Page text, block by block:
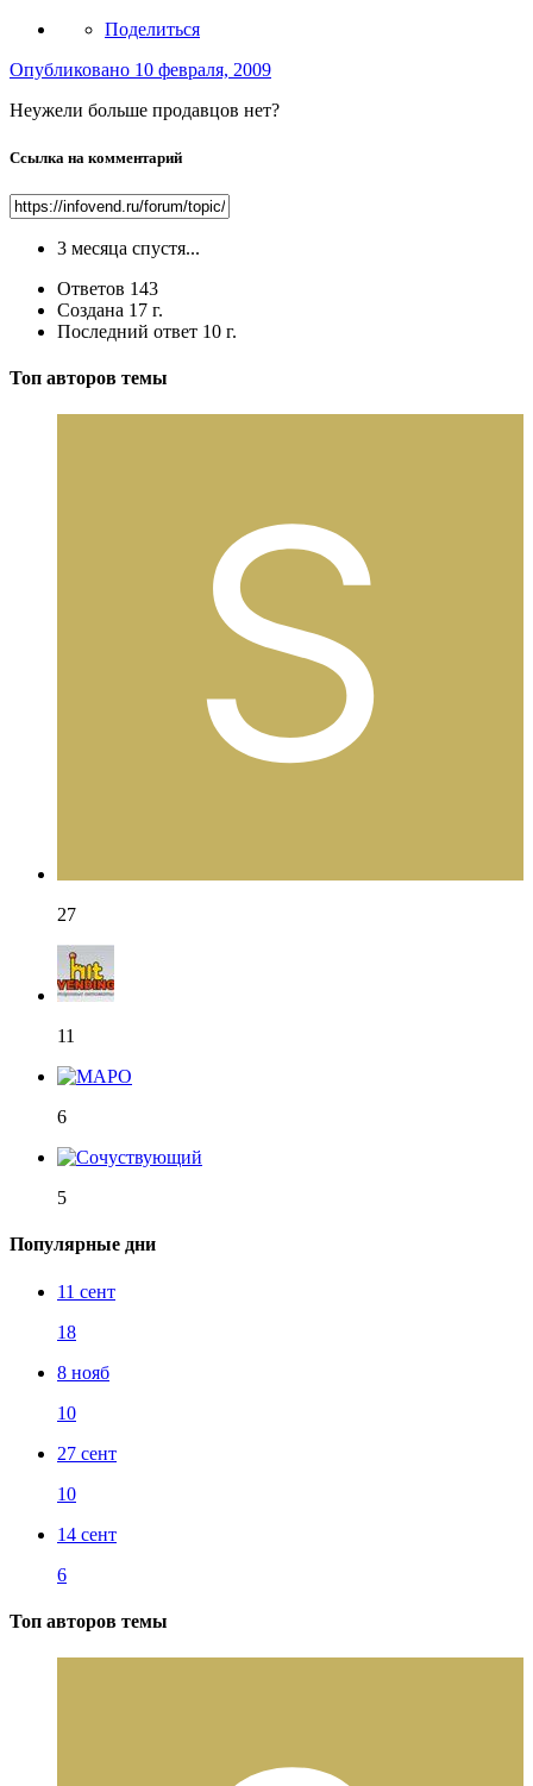
Поделиться
Опубликовано 10 февраля, 2009
Неужели больше продавцов нет?
Ссылка на комментарий
3 месяца спустя...
Ответов 143
Создана 17 г.
Последний ответ 10 г.
Топ авторов темы
27
11
6
5
Популярные дни
11 сент
18
8 нояб
10
27 сент
10
14 сент
6
Топ авторов темы